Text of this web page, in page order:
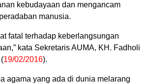
kebudayaan dan mengancam
manusia.
fatal terhadap keberlangsungan
kata Sekretaris AUMA, KH. Fadholi
19/02/2016).
agama yang ada di dunia melarang